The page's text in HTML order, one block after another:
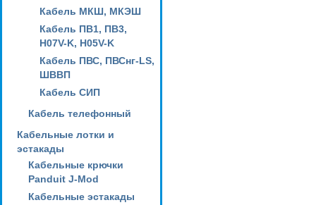
Кабель МКШ, МКЭШ
Кабель ПВ1, ПВ3,
H07V-K, H05V-K
Кабель ПВС, ПВСнг-LS,
ШВВП
Кабель СИП
Кабель телефонный
Кабельные лотки и
эстакады
Кабельные крючки
Panduit J-Mod
Кабельные эстакады